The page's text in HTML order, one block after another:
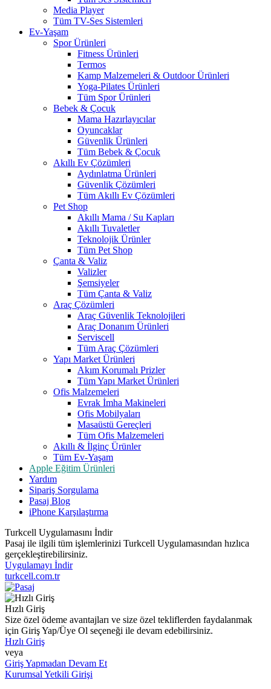
Media Player
Tüm TV-Ses Sistemleri
Ev-Yaşam
Spor Ürünleri
Fitness Ürünleri
Termos
Kamp Malzemeleri & Outdoor Ürünleri
Yoga-Pilates Ürünleri
Tüm Spor Ürünleri
Bebek & Çocuk
Mama Hazırlayıcılar
Oyuncaklar
Güvenlik Ürünleri
Tüm Bebek & Çocuk
Akıllı Ev Çözümleri
Aydınlatma Ürünleri
Güvenlik Çözümleri
Tüm Akıllı Ev Çözümleri
Pet Shop
Akıllı Mama / Su Kapları
Akıllı Tuvaletler
Teknolojik Ürünler
Tüm Pet Shop
Çanta & Valiz
Valizler
Şemsiyeler
Tüm Çanta & Valiz
Araç Çözümleri
Araç Güvenlik Teknolojileri
Araç Donanım Ürünleri
Serviscell
Tüm Araç Çözümleri
Yapı Market Ürünleri
Akım Korumalı Prizler
Tüm Yapı Market Ürünleri
Ofis Malzemeleri
Evrak İmha Makineleri
Ofis Mobilyaları
Masaüstü Gereçleri
Tüm Ofis Malzemeleri
Akıllı & İlginç Ürünler
Tüm Ev-Yaşam
Apple Eğitim Ürünleri
Yardım
Sipariş Sorgulama
Pasaj Blog
iPhone Karşılaştırma
Turkcell Uygulamasını İndir
Pasaj ile ilgili tüm işlemlerinizi Turkcell Uygulamasından hızlıca
gerçekleştirebilirsiniz.
Uygulamayı İndir
turkcell.com.tr
Hızlı Giriş
Size özel ödeme avantajları ve size özel tekliflerden faydalanmak
için Giriş Yap/Üye Ol seçeneği ile devam edebilirsiniz.
Hızlı Giriş
veya
Giriş Yapmadan Devam Et
Kurumsal Yetkili Girişi